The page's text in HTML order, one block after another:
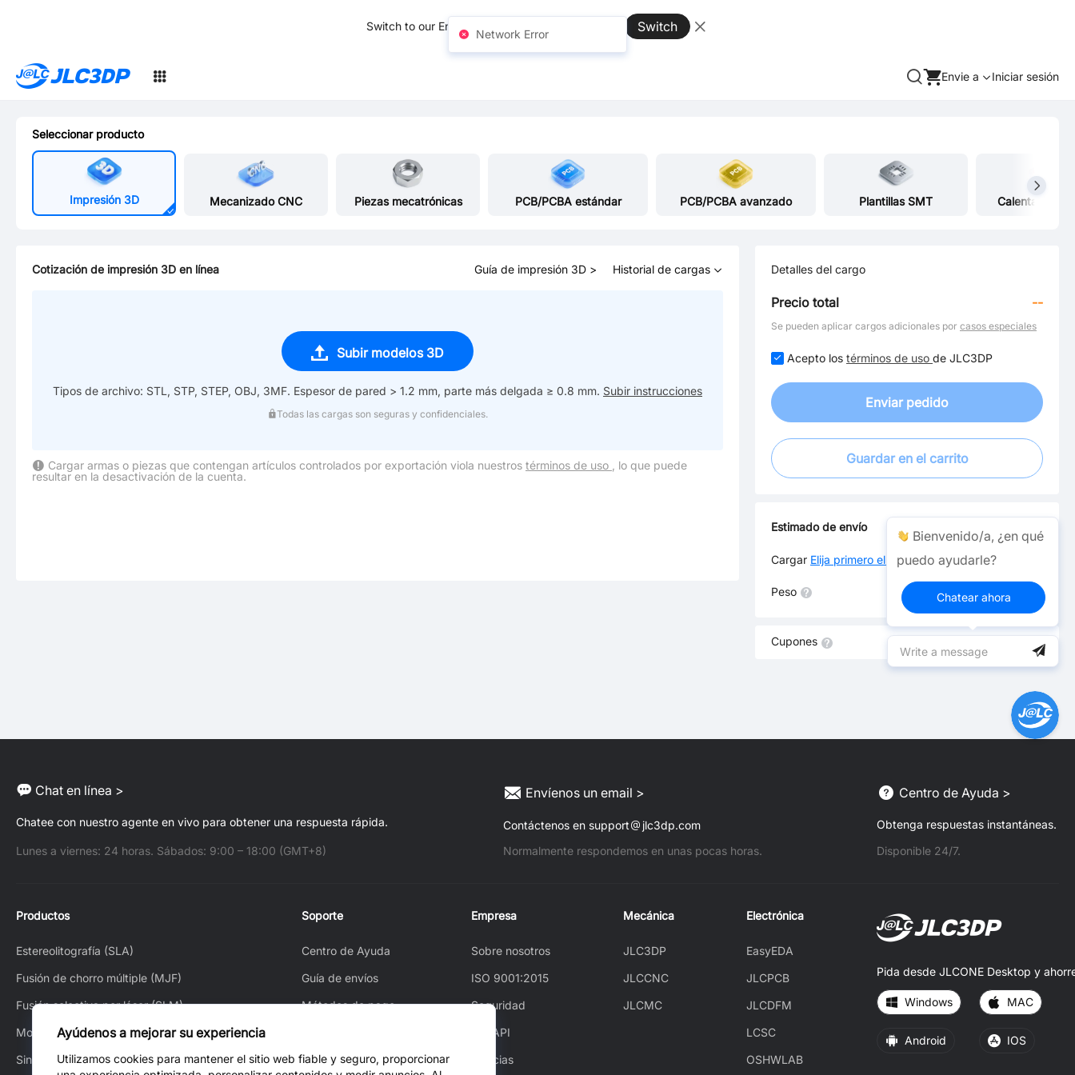
Switch to our English site for better experience → Switch
Envie a Iniciar sesión
Seleccionar producto
Impresión 3D Mecanizado CNC Piezas mecatrónicas PCB/PCBA estándar PCB/PCBA avanzado Plantillas SMT Calentador
Cotización de impresión 3D en línea Guía de impresión 3D > Historial de cargas
Subir modelos 3D
Tipos de archivo: STL, STP, STEP, OBJ, 3MF. Espesor de pared > 1.2 mm, parte más delgada ≥ 0.8 mm. Subir instrucciones
Todas las cargas son seguras y confidenciales.
Cargar armas o piezas que contengan artículos controlados por exportación viola nuestros términos de uso
, lo que puede
resultar en la desactivación de la cuenta.
Detalles del cargo
Precio total --
Se pueden aplicar cargos adicionales por casos especiales
Acepto los términos de uso de JLC3DP
Enviar pedido
Guardar en el carrito
Estimado de envío
Cargar Elija primero el país de destino
Peso --
Cupones
Chat en línea >
Chatee con nuestro agente en vivo para obtener una respuesta rápida.
Lunes a viernes: 24 horas. Sábados: 9:00 – 18:00 (GMT+8)
Envíenos un email >
Contáctenos en support
jlc3dp.com
Normalmente respondemos en unas pocas horas.
Centro de Ayuda >
Obtenga respuestas instantáneas.
Disponible 24/7.
Productos
Estereolitografía (SLA)
Fusión de chorro múltiple (MJF)
Fusión selectiva por láser (SLM)
Modelado por deposición fundida (FDM)
Sinterización selectiva por láser (SLS)
Soporte
Centro de Ayuda
Guía de envíos
Métodos de pago
Cómo rastrear
Empresa
Sobre nosotros
ISO 9001:2015
Seguridad
JLCAPI
Noticias
Mecánica
JLC3DP
JLCCNC
JLCMC
Electrónica
EasyEDA
JLCPCB
JLCDFM
LCSC
OSHWLAB
Pida desde JLCONE Desktop y
Windows MAC
Android IOS
Ayúdenos a mejorar su experiencia
Utilizamos cookies para mantener el sitio web fiable y seguro, proporcionar
Bienvenido/a, ¿en qué
puedo ayudarle?
Chatear ahora
Network Error